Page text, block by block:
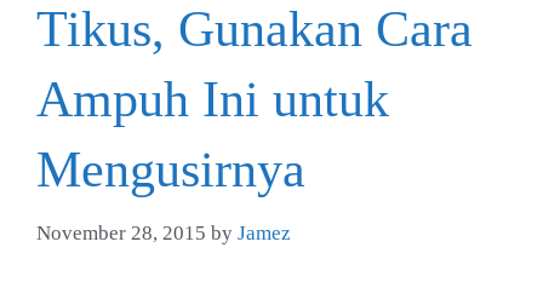
Tikus, Gunakan Cara
Ampuh Ini untuk
Mengusirnya
November 28, 2015 by Jamez